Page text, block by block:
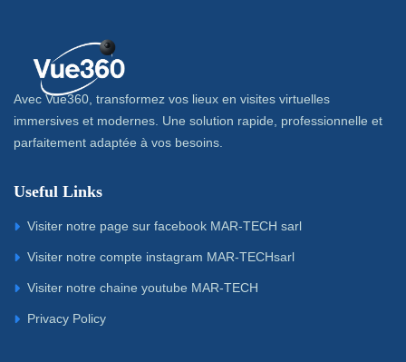
Avec Vue360, transformez vos lieux en visites virtuelles
immersives et modernes. Une solution rapide, professionnelle et
parfaitement adaptée à vos besoins.
Useful Links
Visiter notre page sur facebook MAR-TECH sarl
Visiter notre compte instagram MAR-TECHsarl
Visiter notre chaine youtube MAR-TECH
Privacy Policy